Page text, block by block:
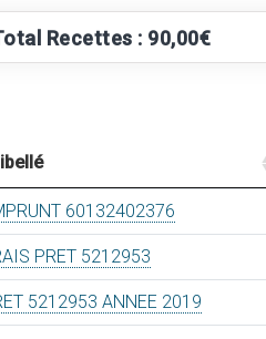
Recettes : 90,00€
60132402376
PRET 5212953
5212953 ANNEE 2019